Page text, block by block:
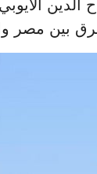
بين مصر